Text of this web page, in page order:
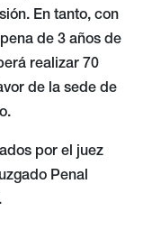
En tanto, con
de 3 años de
realizar 70
de la sede de
por el juez
Penal